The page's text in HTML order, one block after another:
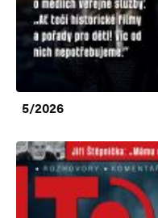
5/2026